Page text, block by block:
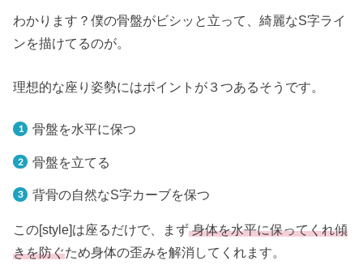
わかります？僕の骨盤がビシッと立って、綺麗なS字ライ
ンを描けてるのが。
理想的な座り姿勢にはポイントが３つあるそうです。
骨盤を水平に保つ
骨盤を立てる
背骨の自然なS字カーブを保つ
この[style]は座るだけで、まず身体を水平に保ってくれ傾
きを防ぐため身体の歪みを解消してくれます。